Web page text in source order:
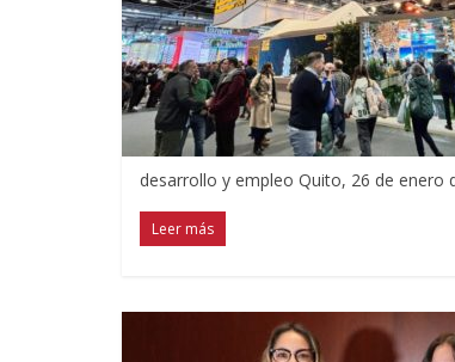
desarrollo y empleo Quito, 26 de enero
Leer más